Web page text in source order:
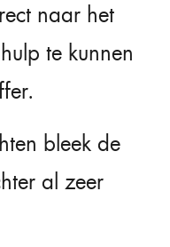
naar het
te kunnen
bleek de
al zeer